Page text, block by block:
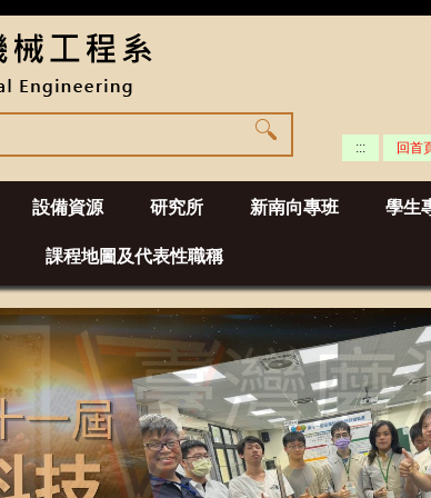
::: 回首
設備資源 研究所 新南向專班 學生
課程地圖及代表性職稱